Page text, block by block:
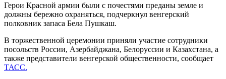
Герои Красной армии были с почестями преданы земле и
должны бережно охраняться, подчеркнул венгерский
полковник запаса Бела Пушкаш.
В торжественной церемонии приняли участие сотрудники
посольств России, Азербайджана, Белоруссии и Казахстана, а
также представители венгерской общественности, сообщает
ТАСС.